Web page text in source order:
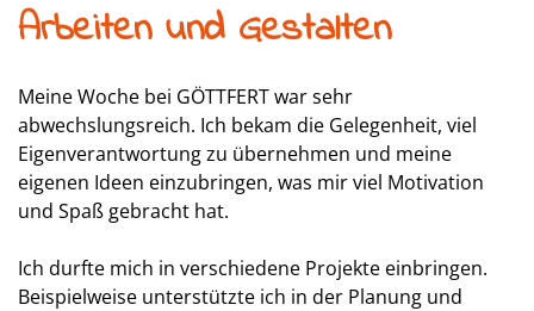
Arbeiten und Gestalten
Meine Woche bei GÖTTFERT war sehr
abwechslungsreich. Ich bekam die Gelegenheit, viel
Eigenverantwortung zu übernehmen und meine
eigenen Ideen einzubringen, was mir viel Motivation
und Spaß gebracht hat.
Ich durfte mich in verschiedene Projekte einbringen.
Beispielweise unterstützte ich in der Planung und